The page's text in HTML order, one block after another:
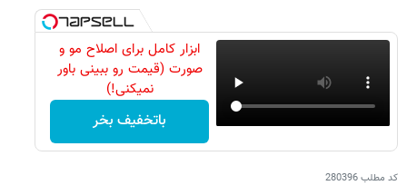
ابزار کامل برای اصلاح مو و
صورت (قیمت رو ببینی باور
نمیکنی!)
باتخفیف بخر
کد مطلب280396